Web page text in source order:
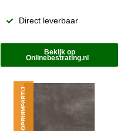
Direct leverbaar
Bekijk op
Onlinebestrating.nl
OPRUIMPARTIJ